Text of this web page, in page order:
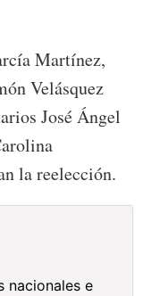
Martínez,
Velásquez
José Ángel
la reelección.
nacionales e